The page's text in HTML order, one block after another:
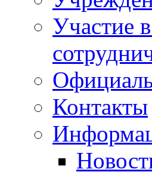
Участие
Контакты